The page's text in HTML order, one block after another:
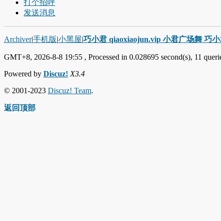
打个招呼
发送消息
Archiver|手机版|小黑屋|巧小君 qiaoxiaojun.vip 小君广场舞 巧
GMT+8, 2026-8-8 19:55 , Processed in 0.028695 second(s), 11
Powered by Discuz! X3.4
© 2001-2023 Discuz! Team.
返回顶部